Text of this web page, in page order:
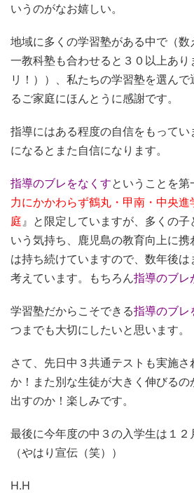
いうのがなお嬉しい。
地域に多くの学習塾がある中で（
一教科塾も合わせると３０以上あり
リ！））、私たちの学習塾を選ん
るご家庭にほんとうに感謝です。
指導にはある程度の自信をもって
になるとまた自信になります。
指導のブレをなくすということを第
力にかかわらず鶴丸・甲南・中央
庭』と限定していますが、多くの子
いう気持ち、鹿児島の教育向上に
は持ち続けていますので、数年後
考えています。もちろん指導のブレ
学習塾だからこそできる指導のブレ
つまでも大切にしたいと思います。
さて、先日中３共通テストも実施
か！また別な生徒が大きく伸びるの
出すのか！楽しみです。
最後に今年度の中３の入学生は１２
（やはり宣伝（笑））
H.H